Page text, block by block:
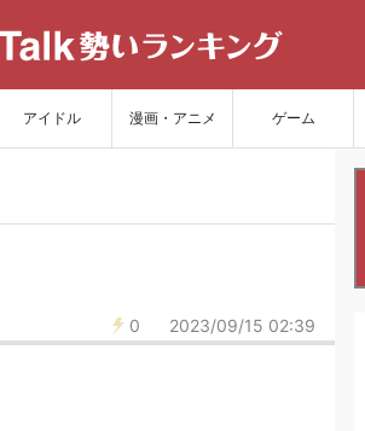
アイドル 漫画・アニメ ゲーム
0 2023/09/15 02:39